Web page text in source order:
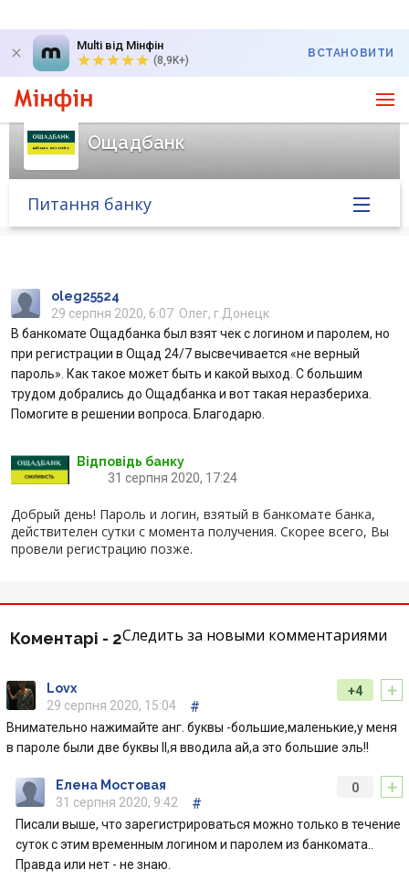
Multi від Мінфін
(8,9K+)
ВСТАНОВИТИ
Ощадбанк
Банк у новинах
Курс валют у банку
Питання банку
Питання банку
Депозити юр. осіб
Кредити для бізнеса
Банки-партнери
Счета для бизнеса
oleg25524
29 серпня 2020, 6:07 Олег, г.Донецк
В банкомате Ощадбанка был взят чек с логином и паролем, но
при регистрации в Ощад 24/7 высвечивается «не верный
пароль». Как такое может быть и какой выход. С большим
трудом добрались до Ощадбанка и вот такая неразбериха.
Помогите в решении вопроса. Благодарю.
Відповідь банку
31 серпня 2020, 17:24
Добрый день! Пароль и логин, взятый в банкомате банка,
действителен сутки с момента получения. Скорее всего, Вы
провели регистрацию позже.
Следить за новыми комментариями
Коментарі - 2
+
+4
Lovx
29 серпня 2020, 15:04
#
Внимательно нажимайте анг. буквы -большие,маленькие,у меня
в пароле были две буквы II,я вводила ай,а это большие эль!!
+
0
Елена Мостовая
31 серпня 2020, 9:42
#
Писали выше, что зарегистрироваться можно только в течение
суток с этим временным логином и паролем из банкомата..
Правда или нет - не знаю.